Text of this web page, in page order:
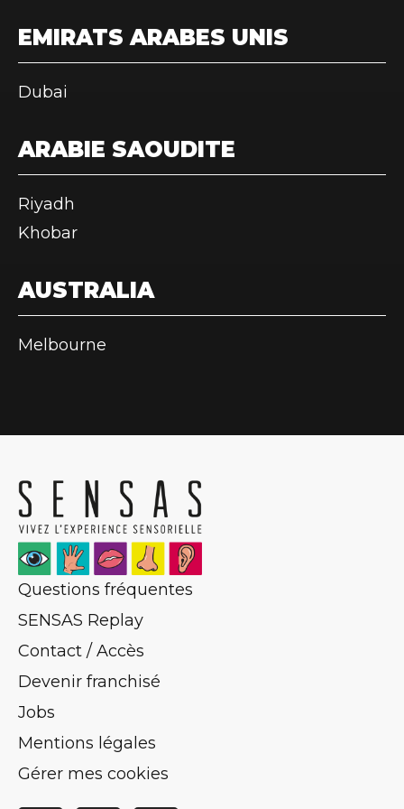
EMIRATS ARABES UNIS
Dubai
ARABIE SAOUDITE
Riyadh
Khobar
AUSTRALIA
Melbourne
Questions fréquentes
SENSAS Replay
Contact / Accès
Devenir franchisé
Jobs
Mentions légales
Gérer mes cookies